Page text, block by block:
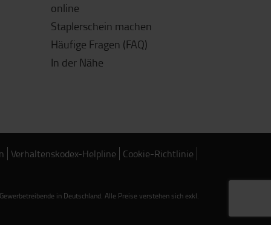
online
Staplerschein machen
Häufige Fragen (FAQ)
In der Nähe
Verhaltenskodex-Helpline Cookie-Richtlinie
in Deutschland. Alle Preise verstehen sich exkl.